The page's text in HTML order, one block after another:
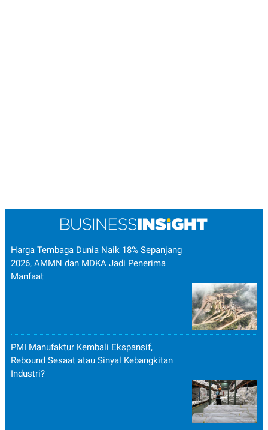
Harga Tembaga Dunia Naik 18% Sepanjang
2026, AMMN dan MDKA Jadi Penerima
Manfaat
PMI Manufaktur Kembali Ekspansif,
Rebound Sesaat atau Sinyal Kebangkitan
Industri?